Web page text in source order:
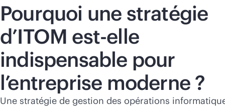
Pourquoi une stratégie
d’ITOM est-elle
indispensable pour
l’entreprise moderne ?
Une stratégie de gestion des opérations